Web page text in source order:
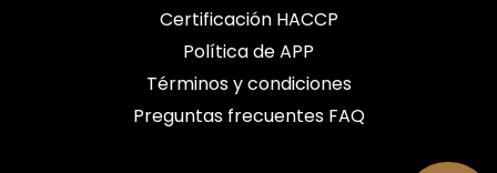
Certificación HACCP
Política de APP
Términos y condiciones
Preguntas frecuentes FAQ